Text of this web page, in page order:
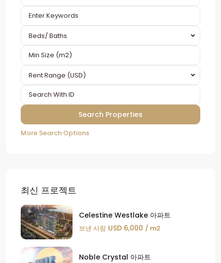
Beds/ Baths
Rent Range (USD)
More Search Options
최신 프로젝트
Celestine Westlake 아파트
보낸 사람 USD 6,000 / m2
Noble Crystal 아파트